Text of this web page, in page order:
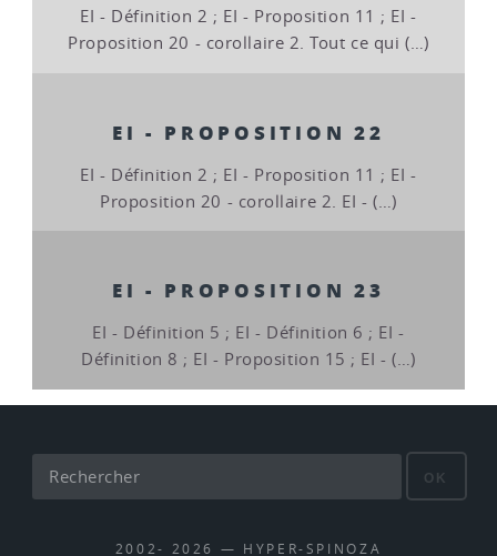
EI - Définition 2 ; EI - Proposition 11 ; EI -
Proposition 20 - corollaire 2. Tout ce qui (…)
EI - PROPOSITION 22
EI - Définition 2 ; EI - Proposition 11 ; EI -
Proposition 20 - corollaire 2. EI - (…)
EI - PROPOSITION 23
EI - Définition 5 ; EI - Définition 6 ; EI -
Définition 8 ; EI - Proposition 15 ; EI - (…)
OK
2002- 2026 — HYPER-SPINOZA